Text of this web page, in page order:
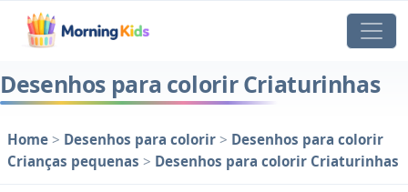
Desenhos para colorir Criaturinhas
Home > Desenhos para colorir > Desenhos para colorir
Crianças pequenas > Desenhos para colorir Criaturinhas